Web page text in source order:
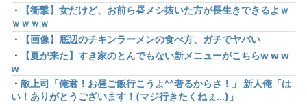
・
【衝撃】女だけど、お前ら昼メシ抜いた方が長生きできるよｗ
ｗｗｗｗ
・
【画像】底辺のチキンラーメンの食べ方、ガチでヤバい
・
【夏が来た】すき家のとんでもない新メニューがこちらw w w
w
・ 敵上司「俺君！お昼ご飯行こうよ^^奢るからさ！」 新人俺「は
い！ありがとうございます！(マジ行きたくねぇ...)」